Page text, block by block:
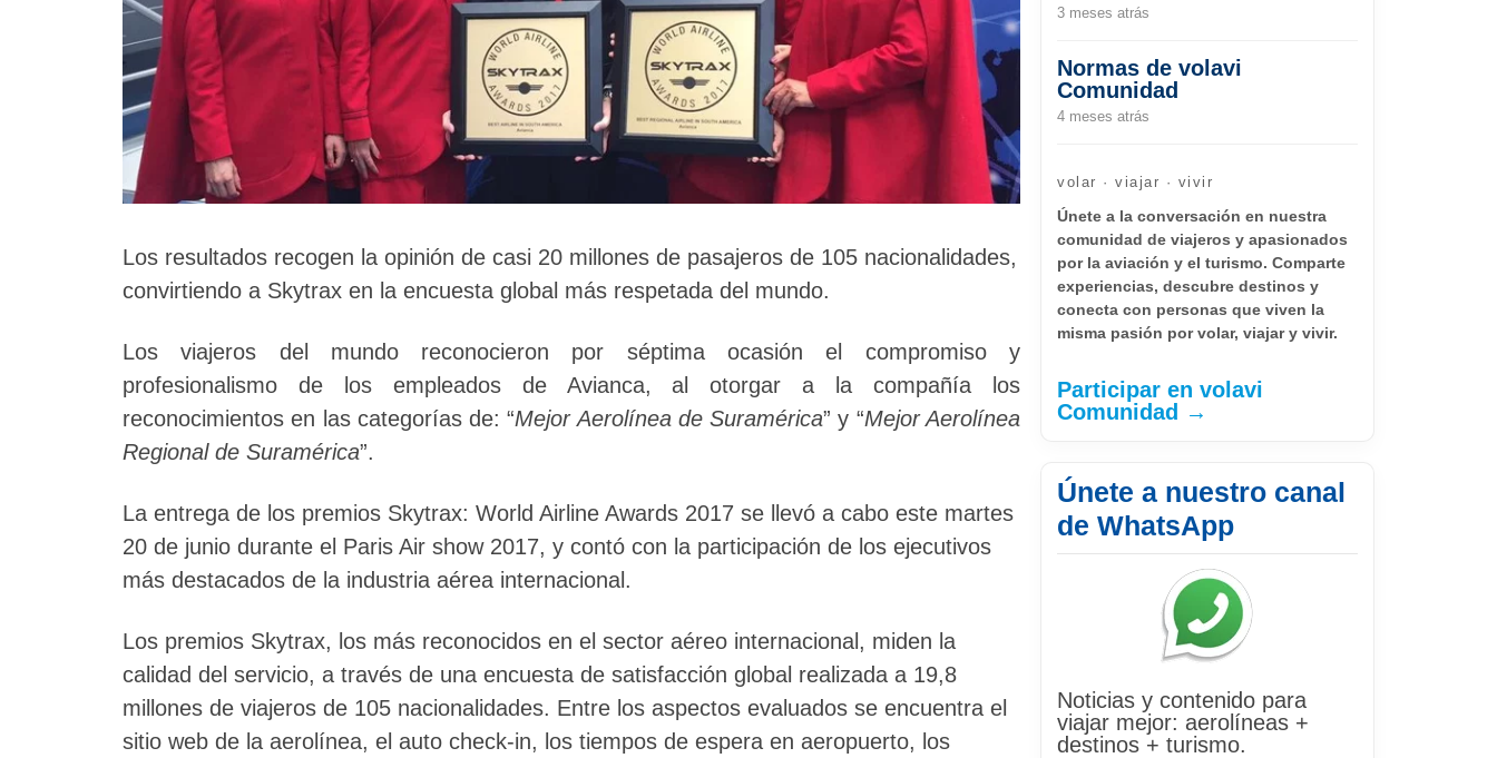
Los resultados recogen la opinión de casi 20 millones de pasajeros de 105 nacionalidades,
convirtiendo a Skytrax en la encuesta global más respetada del mundo.
Los viajeros del mundo reconocieron por séptima ocasión el compromiso y
profesionalismo de los empleados de Avianca, al otorgar a la compañía los
reconocimientos en las categorías de: “Mejor Aerolínea de Suramérica” y “Mejor Aerolínea
Regional de Suramérica”.
La entrega de los premios Skytrax: World Airline Awards 2017 se llevó a cabo este martes
20 de junio durante el Paris Air show 2017, y contó con la participación de los ejecutivos
más destacados de la industria aérea internacional.
Los premios Skytrax, los más reconocidos en el sector aéreo internacional, miden la
calidad del servicio, a través de una encuesta de satisfacción global realizada a 19,8
millones de viajeros de 105 nacionalidades. Entre los aspectos evaluados se encuentra el
sitio web de la aerolínea, el auto check-in, los tiempos de espera en aeropuerto, los
3 meses atrás
Normas de volavi
Comunidad
4 meses atrás
volar · viajar · vivir
Únete a la conversación en nuestra
comunidad de viajeros y apasionados
por la aviación y el turismo. Comparte
experiencias, descubre destinos y
conecta con personas que viven la
misma pasión por volar, viajar y vivir.
Participar en volavi
Comunidad →
Únete a nuestro canal
de WhatsApp
Noticias y contenido para
viajar mejor: aerolíneas +
destinos + turismo.